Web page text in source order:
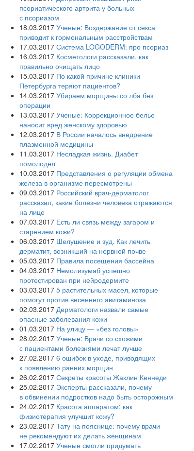
псориатического артрита у больных
с псориазом
18.03.2017 Ученые: Воздержание от секса
приводит к гормональным расстройствам
17.03.2017 Система LOGODERM: про псориаз
16.03.2017 Косметологи рассказали, как
правильно очищать лицо
15.03.2017 По какой причине клиники
Петербурга теряют пациентов?
14.03.2017 Убираем морщины со лба без
операции
13.03.2017 Ученые: Коррекционное белье
наносит вред женскому здоровью
12.03.2017 В России началось внедрение
плазменной медицины
11.03.2017 Несладкая жизнь. Диабет
помолодел
10.03.2017 Представления о регуляции обмена
железа в организме пересмотрены
09.03.2017 Российский врач-дерматолог
рассказал, какие болезни человека отражаются
на лице
07.03.2017 Есть ли связь между загаром и
старением кожи?
06.03.2017 Шелушение и зуд. Как лечить
дерматит, возникший на нервной почве
05.03.2017 Правила посещения бассейна
04.03.2017 Немолизумаб успешно
протестирован при нейродермите
03.03.2017 5 растительных масел, которые
помогут против весеннего авитаминоза
02.03.2017 Дерматологи назвали самые
опасные заболевания кожи
01.03.2017 На улицу — «без головы»
28.02.2017 Ученые: Врачи со схожими
с пациентами болезнями лечат лучше
27.02.2017 6 ошибок в уходе, приводящих
к появлению ранних морщин
26.02.2017 Секреты красоты Жаклин Кеннеди
25.02.2017 Эксперты рассказали, почему
в обвинении подростков надо быть осторожным
24.02.2017 Красота аппаратом: как
физиотерапия улучшит кожу?
23.02.2017 Тату на пояснице: почему врачи
не рекомендуют их делать женщинам
17.02.2017 Ученые смогли придумать